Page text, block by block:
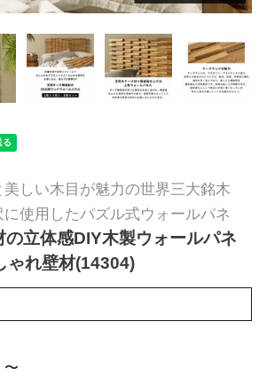
しい木目が魅力の世界三大銘木
に使用したパズル式ウォールパネ
の立体感DIY木製ウォールパネ
ゃれ壁材(14304)
〜